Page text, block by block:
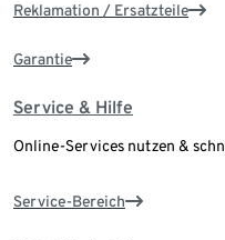
Reklamation / Ersatzteile
Garantie
Service & Hilfe
Online-Services nutzen &
Service-Bereich